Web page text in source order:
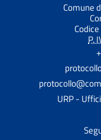
Comune
P.
URP -